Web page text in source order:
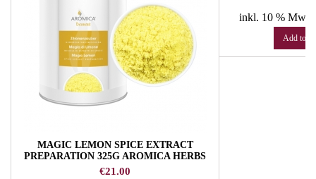
MAGIC LEMON SPICE EXTRACT
PREPARATION 325G AROMICA HERBS
AND SPICES
Price
€21.00
inkl. 10 %
Add to